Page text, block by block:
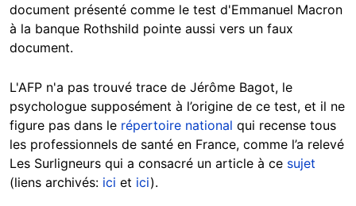
document présenté comme le test d'Emmanuel Macron
à la banque Rothshild pointe aussi vers un faux
document.
L'AFP n'a pas trouvé trace de Jérôme Bagot, le
psychologue supposément à l’origine de ce test, et il ne
figure pas dans le répertoire national qui recense tous
les professionnels de santé en France, comme l’a relevé
Les Surligneurs qui a consacré un article à ce sujet
(liens archivés: ici et ici).